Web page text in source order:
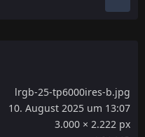
lrgb-25-tp6000ires-b.jpg
10. August 2025 um 13:07
3.000 × 2.222 px